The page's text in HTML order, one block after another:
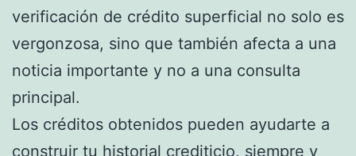
verificación de crédito superficial no solo es
vergonzosa, sino que también afecta a una
noticia importante y no a una consulta
principal.
Los créditos obtenidos pueden ayudarte a
construir tu historial crediticio, siempre y